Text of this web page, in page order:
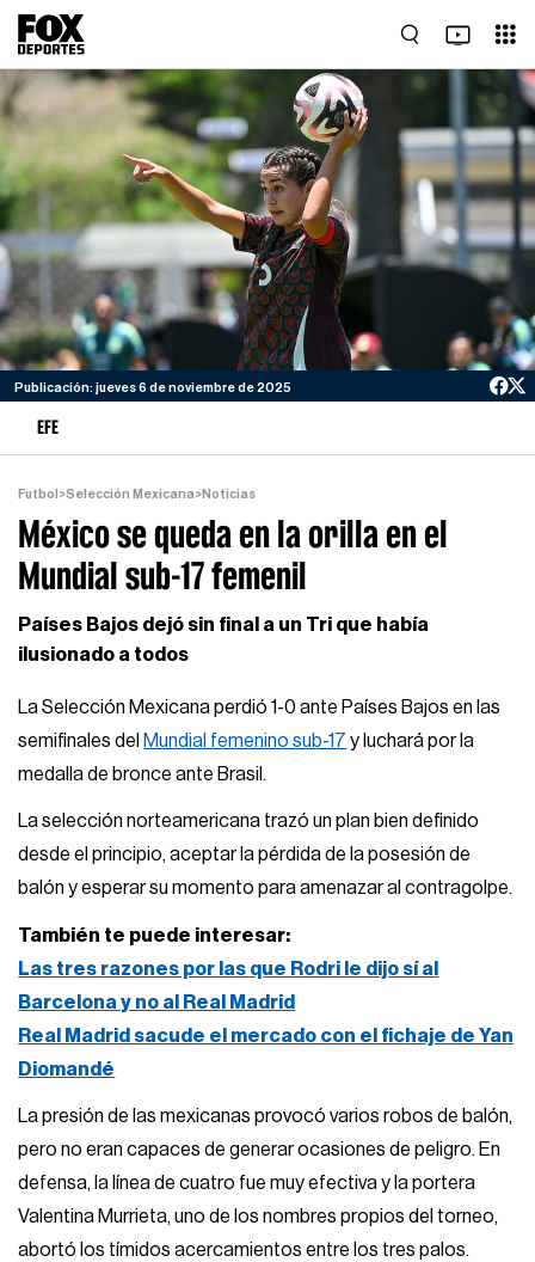
Publicación: jueves 6 de noviembre de 2025
EFE
Futbol >Selección Mexicana>Noticias
México se queda en la orilla en el
Mundial sub-17 femenil
Países Bajos dejó sin final a un Tri que había
ilusionado a todos
La Selección Mexicana perdió 1-0 ante Países Bajos en las
semifinales del Mundial femenino sub-17 y luchará por la
medalla de bronce ante Brasil.
La selección norteamericana trazó un plan bien definido
desde el principio, aceptar la pérdida de la posesión de
balón y esperar su momento para amenazar al contragolpe.
También te puede interesar:
Las tres razones por las que Rodri le dijo sí al
Barcelona y no al Real Madrid
Real Madrid sacude el mercado con el fichaje de Yan
Diomandé
La presión de las mexicanas provocó varios robos de balón,
pero no eran capaces de generar ocasiones de peligro. En
defensa, la línea de cuatro fue muy efectiva y la portera
Valentina Murrieta, uno de los nombres propios del torneo,
abortó los tímidos acercamientos entre los tres palos.